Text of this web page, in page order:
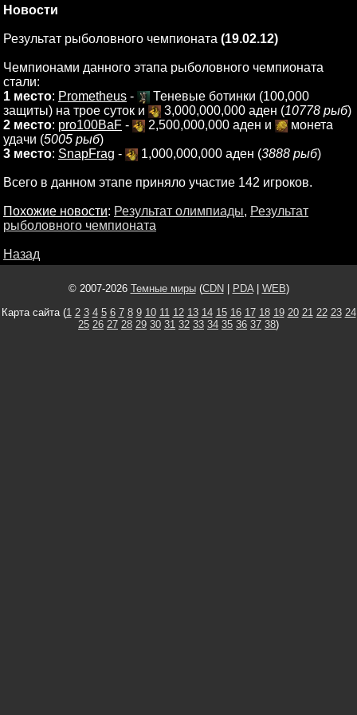
Новости
Результат рыболовного чемпионата (19.02.12)
Чемпионами данного этапа рыболовного чемпионата
стали:
1 место: Prometheus -
Теневые ботинки (100,000
защиты) на трое суток и
3,000,000,000 аден (10778 рыб)
2 место: pro100BaF - 2,500,000,000 аден и
монета
удачи (5005 рыб)
3 место: SnapFrag - 1,000,000,000 аден (3888 рыб)
Всего в данном этапе приняло участие 142 игроков.
Похожие новости: Результат олимпиады, Результат
рыболовного чемпионата
Назад
© 2007-2026 Темные миры(CDN PDA| WEB)
Карта сайта (1 2 3 4 5 6 7 8 9 10 11 12 13 14 15 16 17 18 19 20 21 22 23 24
25 26 27 28 29 30 31 32 33 34 35 36 37 38)